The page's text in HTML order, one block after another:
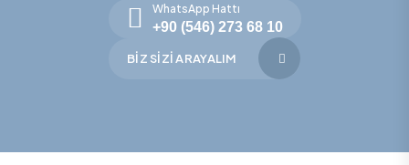
WhatsApp Hattı
+90 (546) 273 68 10
BIZ SIZI ARAYALIM